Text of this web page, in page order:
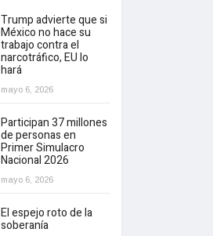
Trump advierte que si
México no hace su
trabajo contra el
narcotráfico, EU lo
hará
mayo 6, 2026
Participan 37 millones
de personas en
Primer Simulacro
Nacional 2026
mayo 6, 2026
El espejo roto de la
soberanía